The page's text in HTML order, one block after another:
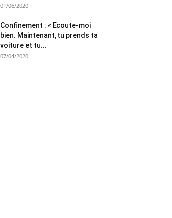
01/06/2020
Confinement : « Ecoute-moi
bien. Maintenant, tu prends ta
voiture et tu...
07/04/2020